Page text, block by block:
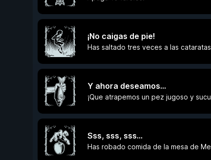
¡No caigas de pie!
Has saltado tres veces a las
Y ahora deseamos…
¡Que atrapemos un pez jugoso y
Sss, sss, sss…
Has robado comida de la mesa de